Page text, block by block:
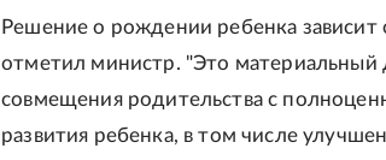
Решение о рождении ребенка
отметил министр. "Это материальный
совмещения родительства с
развития ребенка, в том числе